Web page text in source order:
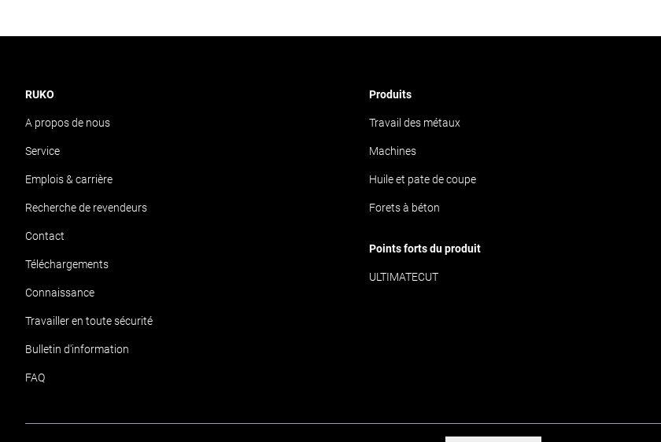
RUKO
A propos de nous
Service
Emplois & carrière
Recherche de revendeurs
Contact
Téléchargements
Connaissance
Travailler en toute sécurité
Bulletin d'information
FAQ
Produits
Travail des métaux
Machines
Huile et pate de coupe
Forets à béton
Points forts du produit
ULTIMATECUT